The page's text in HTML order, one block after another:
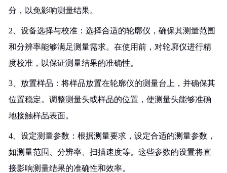
分，以免影响测量结果。
2、设备选择与校准：选择合适的轮廓仪，确保其测量范围
和分辨率能够满足测量需求。在使用前，对轮廓仪进行精
度校准，以保证测量结果的准确性。
3、放置样品：将样品放置在轮廓仪的测量台上，并确保其
位置稳定。调整测量头或样品的位置，使测量头能够准确
地接触样品表面。
4、设定测量参数：根据测量要求，设定合适的测量参数，
如测量范围、分辨率、扫描速度等。这些参数的设置将直
接影响测量结果的准确性和效率。